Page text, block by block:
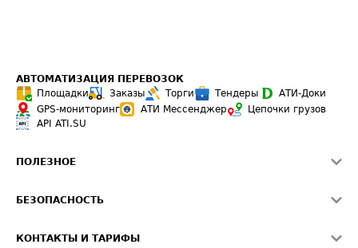
АВТОМАТИЗАЦИЯ ПЕРЕВОЗОК
Площадки
Заказы Торги Тендеры
АТИ-Доки
GPS-мониторинг
АТИ Мессенджер
Цепочки грузов
API ATI.SU
ПОЛЕЗНОЕ
Звезды ATI.SU на вашем сайте
БЕЗОПАСНОСТЬ
КОНТАКТЫ И ТАРИФЫ